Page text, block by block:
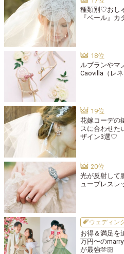
種類別♡おし
『ベール』
ルブランやマ
Caovilla（レ
花嫁コーデの
スに合わせた
ザイン3選♡
光が反射して
ューブレスレ
ウェディン
お得＆満足を
万円〜の
が最強🫶🏻